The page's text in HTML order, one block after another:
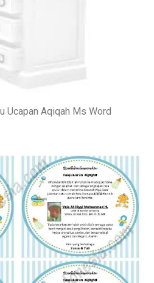
Ucapan Aqiqah Ms Word